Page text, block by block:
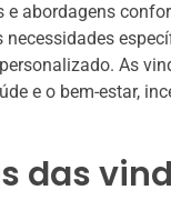
abordagens
As
e o bem-estar,
das